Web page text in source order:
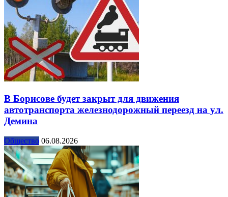
В Борисове будет закрыт для движения
автотранспорта железнодорожный переезд на ул.
Демина
Общество 06.08.2026